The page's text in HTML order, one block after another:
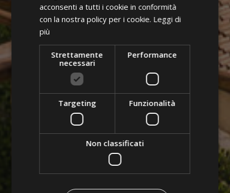
POLISH
acconsenti a tutti i cookie in conformità
con la nostra policy per i cookie. Leggi di
più
Strettamente
necessari
Performance
Targeting Funzionalità
Non classificati